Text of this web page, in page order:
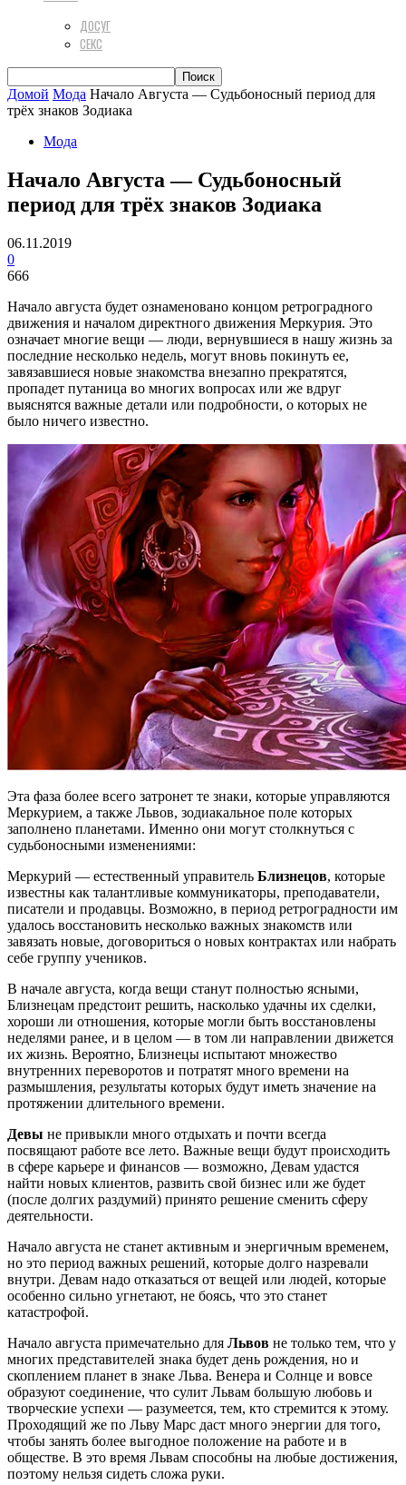
ДОСУГ
СЕКС
Домой Мода Начало Августа — Судьбоносный период для
трёх знаков Зодиака
Мода
Начало Августа — Судьбоносный
период для трёх знаков Зодиака
06.11.2019
0
666
Начало августа будет ознаменовано концом ретроградного
движения и началом директного движения Меркурия. Это
означает многие вещи — люди, вернувшиеся в нашу жизнь за
последние несколько недель, могут вновь покинуть ее,
завязавшиеся новые знакомства внезапно прекратятся,
пропадет путаница во многих вопросах или же вдруг
выяснятся важные детали или подробности, о которых не
было ничего известно.
Эта фаза более всего затронет те знаки, которые управляются
Меркурием, а также Львов, зодиакальное поле которых
заполнено планетами. Именно они могут столкнуться с
судьбоносными изменениями:
Меркурий — естественный управитель Близнецов, которые
известны как талантливые коммуникаторы, преподаватели,
писатели и продавцы. Возможно, в период ретроградности им
удалось восстановить несколько важных знакомств или
завязать новые, договориться о новых контрактах или набрать
себе группу учеников.
В начале августа, когда вещи станут полностью ясными,
Близнецам предстоит решить, насколько удачны их сделки,
хороши ли отношения, которые могли быть восстановлены
неделями ранее, и в целом — в том ли направлении движется
их жизнь. Вероятно, Близнецы испытают множество
внутренних переворотов и потратят много времени на
размышления, результаты которых будут иметь значение на
протяжении длительного времени.
Девы не привыкли много отдыхать и почти всегда
посвящают работе все лето. Важные вещи будут происходить
в сфере карьере и финансов — возможно, Девам удастся
найти новых клиентов, развить свой бизнес или же будет
(после долгих раздумий) принято решение сменить сферу
деятельности.
Начало августа не станет активным и энергичным временем,
но это период важных решений, которые долго назревали
внутри. Девам надо отказаться от вещей или людей, которые
особенно сильно угнетают, не боясь, что это станет
катастрофой.
Начало августа примечательно для Львов не только тем, что у
многих представителей знака будет день рождения, но и
скоплением планет в знаке Льва. Венера и Солнце и вовсе
образуют соединение, что сулит Львам большую любовь и
творческие успехи — разумеется, тем, кто стремится к этому.
Проходящий же по Льву Марс даст много энергии для того,
чтобы занять более выгодное положение на работе и в
обществе. В это время Львам способны на любые достижения,
поэтому нельзя сидеть сложа руки.